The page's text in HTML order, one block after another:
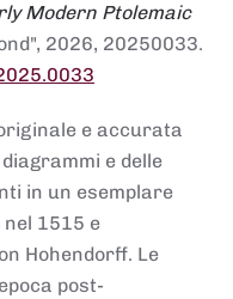
Modern Ptolemaic
2026, 20250033.
e accurata
e delle
in un esemplare
nel 1515 e
Hohendorff. Le
post-